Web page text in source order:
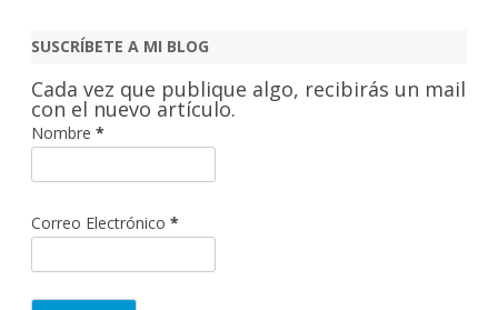
c
r
SUSCRÍBETE A MI BLOG
Cada vez que publique algo, recibirás un mail
con el nuevo artículo.
Nombre *
Correo Electrónico *